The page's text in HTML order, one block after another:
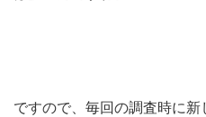
ですので、毎回の調査時に